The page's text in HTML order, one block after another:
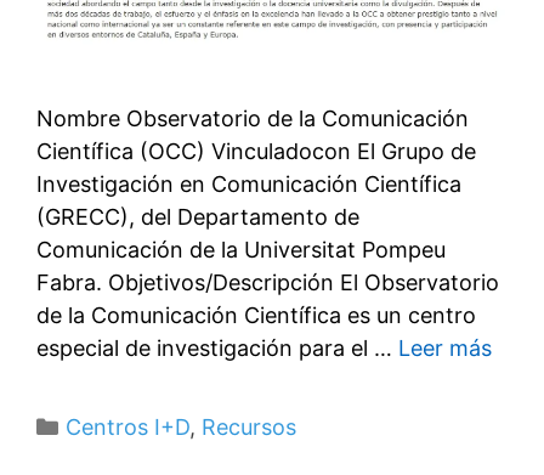
Nombre Observatorio de la Comunicación
Científica (OCC) Vinculadocon El Grupo de
Investigación en Comunicación Científica
(GRECC), del Departamento de
Comunicación de la Universitat Pompeu
Fabra. Objetivos/Descripción El Observatorio
de la Comunicación Científica es un centro
especial de investigación para el … Leer más
Categorías
Centros I+D, Recursos